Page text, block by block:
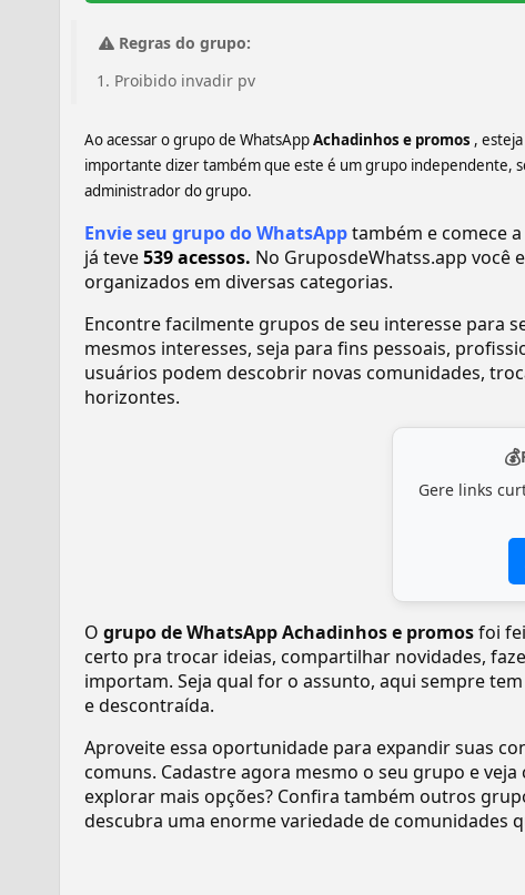
Regras do grupo:
Proibido invadir pv
Ao acessar o grupo de WhatsAppAchadinhos e promos ,
importante dizer também que este é um grupo independente,
administrador do grupo.
Envie seu grupo do WhatsApptambém e comece
já teve539 acessos. No GruposdeWhatss.app você
organizados em diversas categorias.
Encontre facilmente grupos de seu interesse para
mesmos interesses, seja para fins pessoais,
usuários podem descobrir novas comunidades,
horizontes.
💰
Gere links
O grupo de WhatsApp Achadinhos e promosfoi
certo pra trocar ideias, compartilhar novidades,
importam. Seja qual for o assunto, aqui sempre
e descontraída.
Aproveite essa oportunidade para expandir suas
comuns. Cadastre agora mesmo o seu grupo e
explorar mais opções? Confira também outros
descubra uma enorme variedade de comunidades